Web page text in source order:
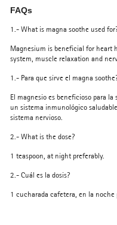
FAQs
1.- What is magna soothe used
Magnesium is beneficial for heart
system, muscle relaxation and
1.- Para que sirve el magna
El magnesio es beneficioso para
un sistema inmunológico
sistema nervioso.
2.- What is the dose?
1 teaspoon, at night preferably.
2.- Cuál es la dosis?
1 cucharada cafetera, en la